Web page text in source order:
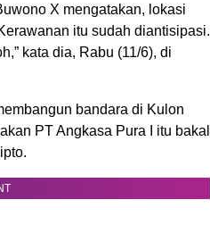
X mengatakan, lokasi
itu sudah diantisipasi.
kata dia, Rabu (11/6), di
bandara di Kulon
PT Angkasa Pura I itu bakal